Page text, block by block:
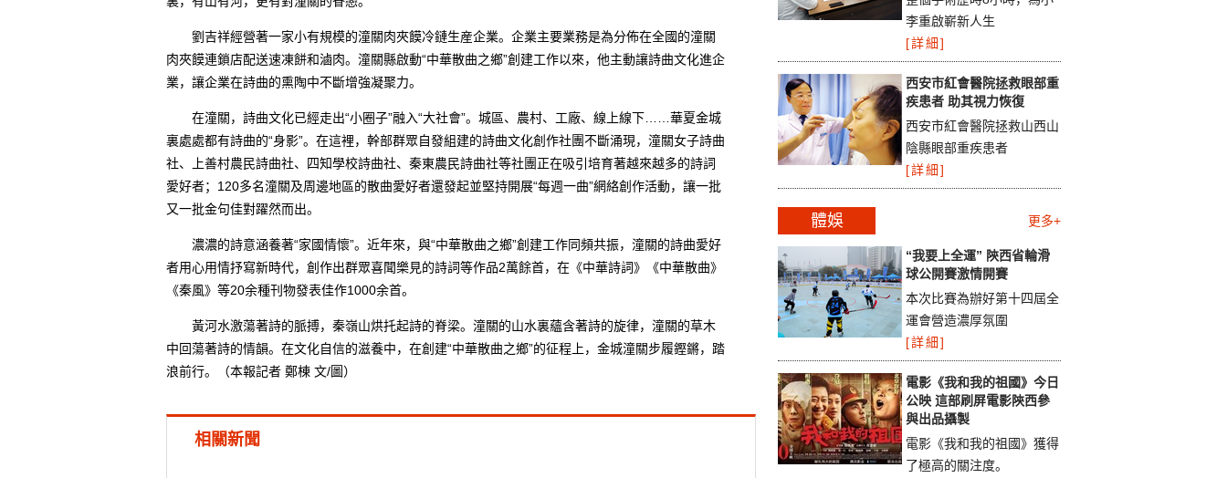
劉吉祥經營著一家小有規模的潼關肉夾饃冷鏈生産企業。企業主要業務是為分佈在全國的潼關
肉夾饃連鎖店配送速凍餅和滷肉。潼關縣啟動“中華散曲之鄉”創建工作以來，他主動讓詩曲文化進企
業，讓企業在詩曲的熏陶中不斷增強凝聚力。
在潼關，詩曲文化已經走出“小圈子”融入“大社會”。城區、農村、工廠、線上線下……華夏金城
裏處處都有詩曲的“身影”。在這裡，幹部群眾自發組建的詩曲文化創作社團不斷涌現，潼關女子詩曲
社、上善村農民詩曲社、四知學校詩曲社、秦東農民詩曲社等社團正在吸引培育著越來越多的詩詞
愛好者；120多名潼關及周邊地區的散曲愛好者還發起並堅持開展“每週一曲”網絡創作活動，讓一批
又一批金句佳對躍然而出。
濃濃的詩意涵養著“家國情懷”。近年來，與“中華散曲之鄉”創建工作同頻共振，潼關的詩曲愛好
者用心用情抒寫新時代，創作出群眾喜聞樂見的詩詞等作品2萬餘首，在《中華詩詞》《中華散曲》
《秦風》等20余種刊物發表佳作1000余首。
黃河水激蕩著詩的脈搏，秦嶺山烘托起詩的脊梁。潼關的山水裏蘊含著詩的旋律，潼關的草木
中回蕩著詩的情韻。在文化自信的滋養中，在創建“中華散曲之鄉”的征程上，金城潼關步履鏗鏘，踏
浪前行。（本報記者 鄭棟 文/圖）
相關新聞
李重啟嶄新人生
[詳細]
西安市紅會醫院拯救眼部重
疾患者 助其視力恢復
西安市紅會醫院拯救山西山
陰縣眼部重疾患者
[詳細]
體娛 更多+
“我要上全運” 陝西省輪滑
球公開賽激情開賽
本次比賽為辦好第十四屆全
運會營造濃厚氛圍
[詳細]
電影《我和我的祖國》今日
公映 這部刷屏電影陝西參
與出品攝製
電影《我和我的祖國》獲得
了極高的關注度。